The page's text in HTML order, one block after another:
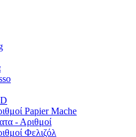
Papier Mache
- Αριθμοί
Φελιζόλ